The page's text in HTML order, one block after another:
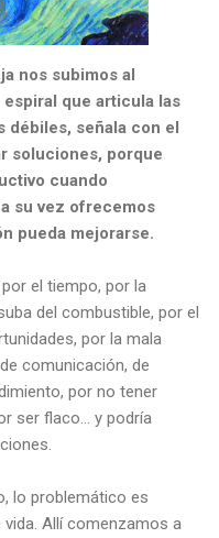
nos subimos al
que articula las
débiles, señala con el
soluciones, porque
cuando
su vez ofrecemos
pueda mejorarse.
el tiempo, por la
del combustible, por el
por la mala
comunicación, de
por no tener
ser flaco… y podría
lo problemático es
Allí comenzamos a